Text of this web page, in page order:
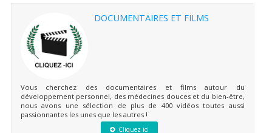
DOCUMENTAIRES ET FILMS
Vous cherchez des documentaires et films autour du
développement personnel, des médecines douces et du bien-être,
nous avons une sélection de plus de 400 vidéos toutes aussi
passionnantes les unes que les autres !
Cliquez ici